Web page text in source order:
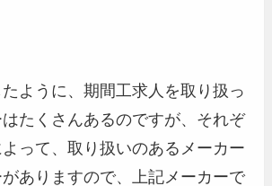
ように、期間工求人を取り扱っ
たくさんあるのですが、それぞ
って、取り扱いのあるメーカー
ありますので、上記メーカーで